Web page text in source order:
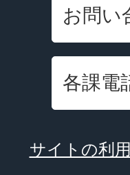
お問い
各課電
サイトの利